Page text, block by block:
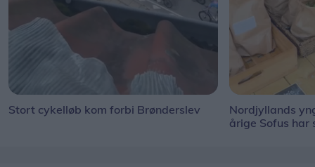
Stort cykelløb kom forbi Brønderslev
Nordjyllands
årige Sofus har